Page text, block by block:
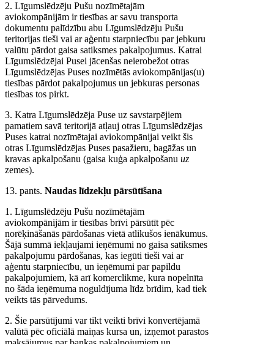
2. Līgumslēdzēju Pušu nozīmētajām
aviokompānijām ir tiesības ar savu transporta
dokumentu palīdzību abu Līgumslēdzēju Pušu
teritorijas tieši vai ar aģentu starpniecību par jebkuru
valūtu pārdot gaisa satiksmes pakalpojumus. Katrai
Līgumslēdzējai Pusei jācenšas neierobežot otras
Līgumslēdzējas Puses nozīmētās aviokompānijas(u)
tiesības pārdot pakalpojumus un jebkuras personas
tiesības tos pirkt.
3. Katra Līgumslēdzēja Puse uz savstarpējiem
pamatiem savā teritorijā atļauj otras Līgumslēdzējas
Puses katrai nozīmētajai aviokompānijai veikt šis
otras Līgumslēdzējas Puses pasažieru, bagāžas un
kravas apkalpošanu (gaisa kuģa apkalpošanu uz
zemes).
13. pants. Naudas līdzekļu pārsūtīšana
1. Līgumslēdzēju Pušu nozīmētajām
aviokompānijām ir tiesības brīvi pārsūtīt pēc
norēķināšanās pārdošanas vietā atlikušos ienākumus.
Šājā summā iekļaujami ieņēmumi no gaisa satiksmes
pakalpojumu pārdošanas, kas iegūti tieši vai ar
aģentu starpniecību, un ieņēmumi par papildu
pakalpojumiem, kā arī komerclikme, kura nopelnīta
no šāda ieņēmuma noguldījuma līdz brīdim, kad tiek
veikts tās pārvedums.
2. Šie parsūtījumi var tikt veikti brīvi konvertējamā
valūtā pēc oficiālā maiņas kursa un, izņemot parastos